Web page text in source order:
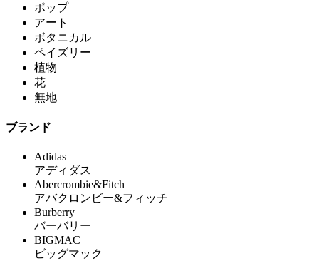
ポップ
アート
ボタニカル
ペイズリー
植物
花
無地
ブランド
Adidas
アディダス
Abercrombie&Fitch
アバクロンビー&フィッチ
Burberry
バーバリー
BIGMAC
ビッグマック